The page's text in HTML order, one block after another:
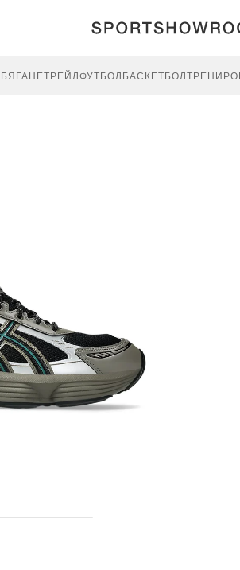
БЯГАНЕТРЕЙЛФУТБОЛ БАСКЕТБОЛ